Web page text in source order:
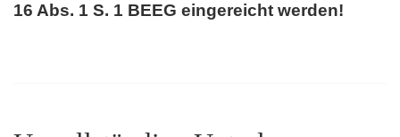
16 Abs. 1 S. 1 BEEG eingereicht werden!